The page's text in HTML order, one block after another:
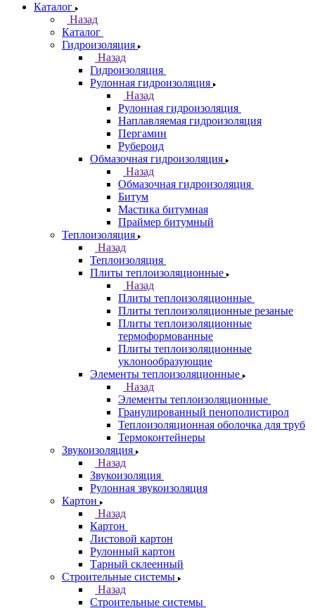
Каталог
Назад
Каталог
Гидроизоляция
Назад
Гидроизоляция
Рулонная гидроизоляция
Назад
Рулонная гидроизоляция
Наплавляемая гидроизоляция
Пергамин
Рубероид
Обмазочная гидроизоляция
Назад
Обмазочная гидроизоляция
Битум
Мастика битумная
Праймер битумный
Теплоизоляция
Назад
Теплоизоляция
Плиты теплоизоляционные
Назад
Плиты теплоизоляционные
Плиты теплоизоляционные резаные
Плиты теплоизоляционные
термоформованные
Плиты теплоизоляционные
уклонообразующие
Элементы теплоизоляционные
Назад
Элементы теплоизоляционные
Гранулированный пенополистирол
Теплоизоляционная оболочка для труб
Термоконтейнеры
Звукоизоляция
Назад
Звукоизоляция
Рулонная звукоизоляция
Картон
Назад
Картон
Листовой картон
Рулонный картон
Тарный склеенный
Строительные системы
Назад
Строительные системы